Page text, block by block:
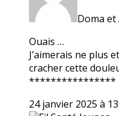
Doma et
Ouais …
J’aimerais ne plus
cracher cette
****************
24 janvier 2025 à